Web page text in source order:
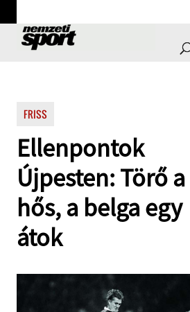
FRISS
Ellenpontok
Újpesten: Törő a
hős, a belga egy
átok